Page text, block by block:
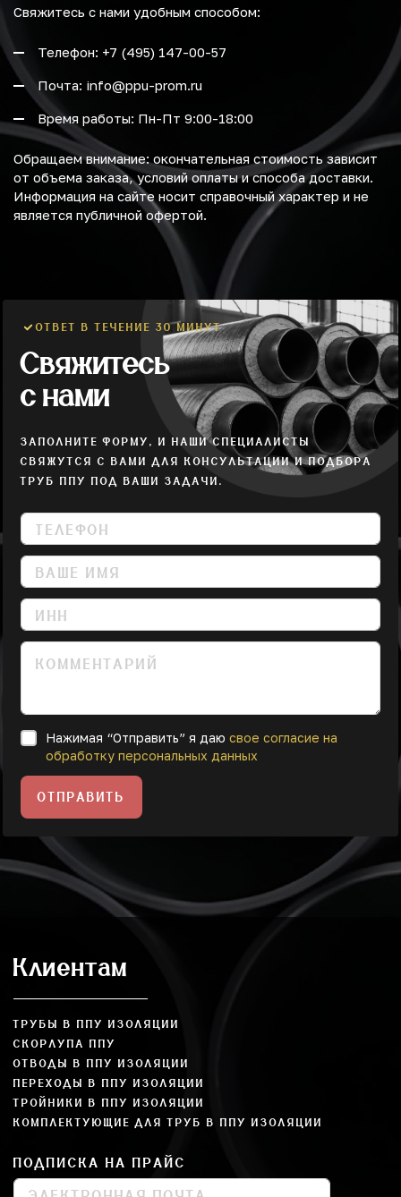
Свяжитесь с нами удобным способом:
Телефон: +7 (495) 147-00-57
Почта: info@ppu-prom.ru
Время работы: Пн-Пт 9:00-18:00
Обращаем внимание: окончательная стоимость зависит
от объема заказа, условий оплаты и способа доставки.
Информация на сайте носит справочный характер и не
является публичной офертой.
ОТВЕТ В ТЕЧЕНИЕ 30 МИНУТ
Свяжитесь
с нами
ЗАПОЛНИТЕ ФОРМУ, И НАШИ СПЕЦИАЛИСТЫ
СВЯЖУТСЯ С ВАМИ ДЛЯ КОНСУЛЬТАЦИИ И ПОДБОРА
ТРУБ ППУ ПОД ВАШИ ЗАДАЧИ.
Нажимая “Отправить” я даю свое согласие на
обработку персональных данных
ОТПРАВИТЬ
Клиентам
ТРУБЫ В ППУ ИЗОЛЯЦИИ
СКОРЛУПА ППУ
ОТВОДЫ В ППУ ИЗОЛЯЦИИ
ПЕРЕХОДЫ В ППУ ИЗОЛЯЦИИ
ТРОЙНИКИ В ППУ ИЗОЛЯЦИИ
КОМПЛЕКТУЮЩИЕ ДЛЯ ТРУБ В ППУ ИЗОЛЯЦИИ
ПОДПИСКА НА ПРАЙС